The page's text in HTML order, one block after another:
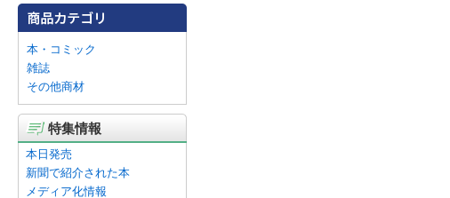
本・コミック
雑誌
その他商材
特集情報
本日発売
新聞で紹介された本
メディア化情報